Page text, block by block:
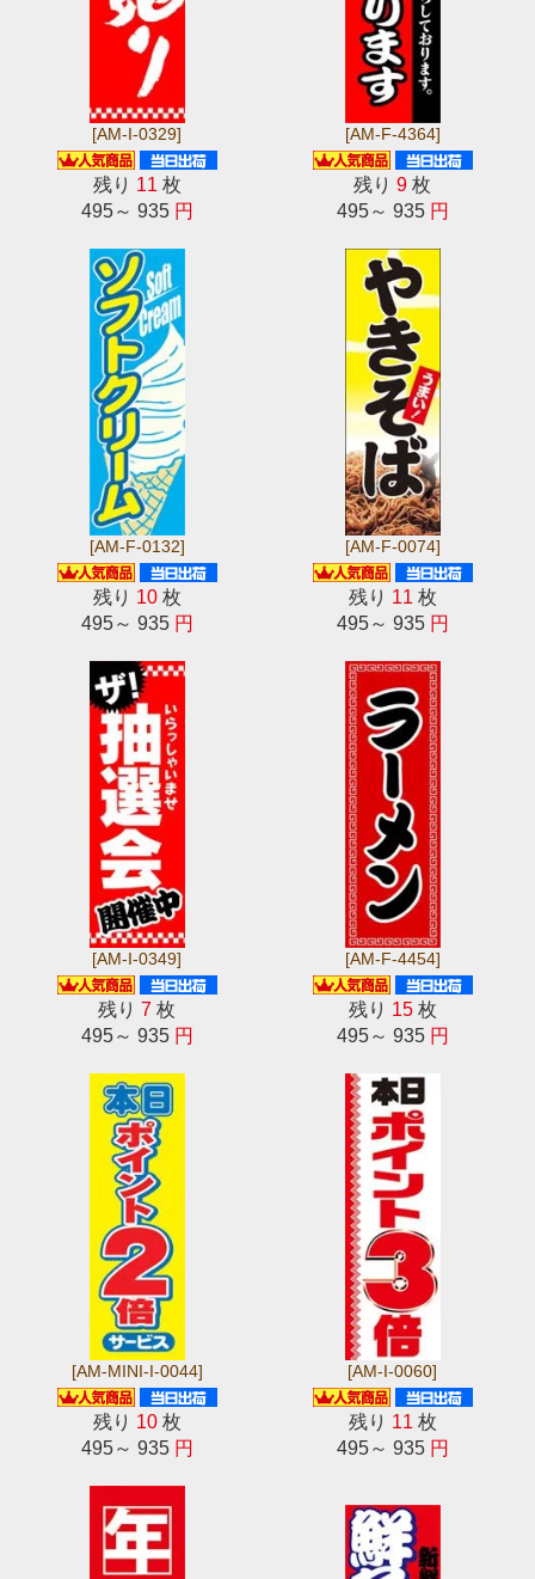
[AM-I-0329]
残り 11 枚
495～ 935 円
[AM-F-4364]
残り9 枚
495～ 935 円
[AM-F-0132]
残り 10枚
495～ 935 円
[AM-F-0074]
残り 11 枚
495～ 935 円
[AM-I-0349]
残り7 枚
495～ 935 円
[AM-F-4454]
残り 15枚
495～ 935 円
[AM-MINI-I-0044]
残り 10枚
495～ 935 円
[AM-I-0060]
残り 11 枚
495～ 935 円